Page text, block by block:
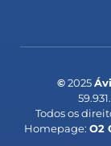
©2025
Todos os
Homepage: O2